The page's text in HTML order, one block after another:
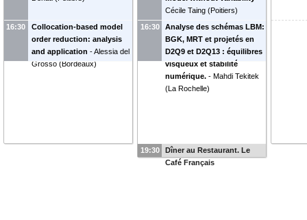
16:30
Collocation-based model
order reduction: analysis
and application -Alessia del
Grosso (Bordeaux)
Cécile Taing (Poitiers)
16:30
Analyse des schémas LBM:
BGK, MRT et projetés en
D2Q9 et D2Q13 : équilibres
visqueux et stabilité
numérique. - Mahdi Tekitek
(La Rochelle)
19:30
Dîner au Restaurant. Le
Café Français